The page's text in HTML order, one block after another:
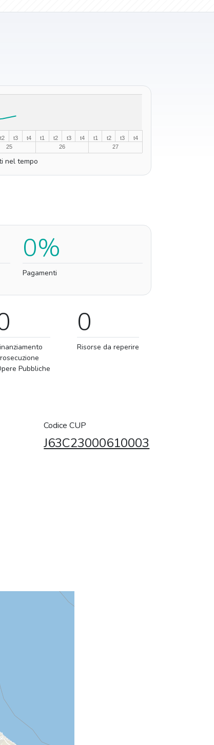
25
t2 t3 t4
t1
26
t2 t3 t4
t1
27
t2 t3 t4
nel tempo
0%
Pagamenti
Pubbliche
0
Risorse da reperire
Codice CUP
J63C23000610003